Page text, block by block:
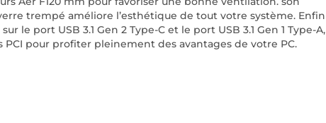
trempé améliore l’esthétique de tout votre système. Enfin
le port USB 3.1 Gen 2 Type-C et le port USB 3.1 Gen 1 Type-A,
PCI pour profiter pleinement des avantages de votre PC.